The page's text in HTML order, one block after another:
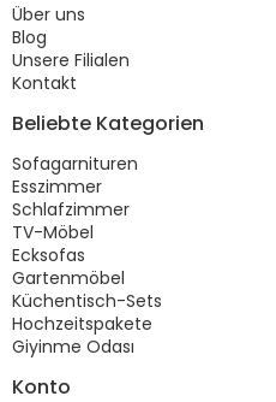
Über uns
Blog
Unsere Filialen
Kontakt
Beliebte Kategorien
Sofagarnituren
Esszimmer
Schlafzimmer
TV-Möbel
Ecksofas
Gartenmöbel
Küchentisch-Sets
Hochzeitspakete
Giyinme Odası
Konto